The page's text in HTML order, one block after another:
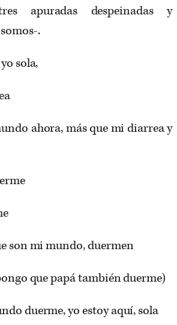
apuradas despeinadas y
.
sola,
ahora, más que mi diarrea y
son mi mundo, duermen
que papá también duerme)
duerme, yo estoy aquí, sola